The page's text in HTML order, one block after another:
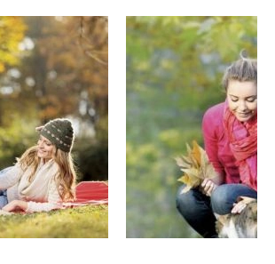
W NATURZE
GRZYBY
KRAJOBRAZ
RĘKODZIEŁO